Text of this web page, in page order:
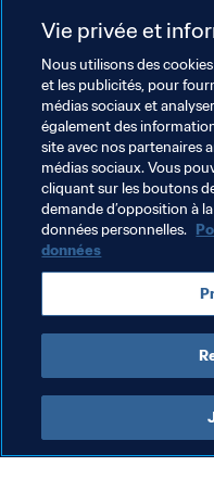
Très cohérente, sait
Se fixe un cap et s’y
Permet aux autres
tirer le meilleur
Permet aux
leur personnalité et
Thèmes en lien
Faire progresser le
Organisation
Vie privée et
Nous utilisons des
et les publicités, pour
médias sociaux et
également des
site avec nos partenaires
médias sociaux. Vous
cliquant sur les boutons
demande d’opposition à
données personnelles.
données